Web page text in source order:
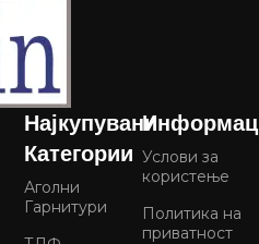
Најкупувани
Категории
Аголни
Гарнитури
Услови за
користење
Политика на
приватност